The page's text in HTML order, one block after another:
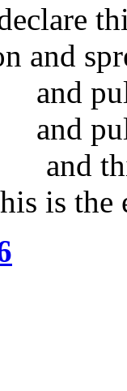
and
and
and
and
is the